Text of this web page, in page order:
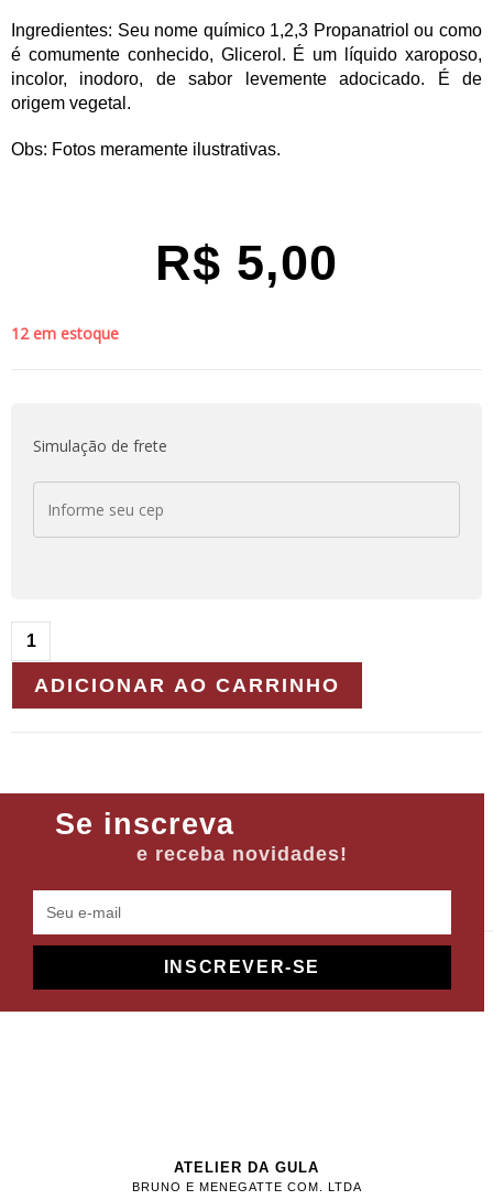
Ingredientes: Seu nome químico 1,2,3 Propanatriol ou como
é comumente conhecido, Glicerol. É um líquido xaroposo,
incolor, inodoro, de sabor levemente adocicado. É de
origem vegetal.
Obs: Fotos meramente ilustrativas.
R$ 5,00
12 em estoque
Simulação de frete
ADICIONAR AO CARRINHO
Se inscreva
e receba novidades!
INSCREVER-SE
ATELIER DA GULA
BRUNO E MENEGATTE COM. LTDA